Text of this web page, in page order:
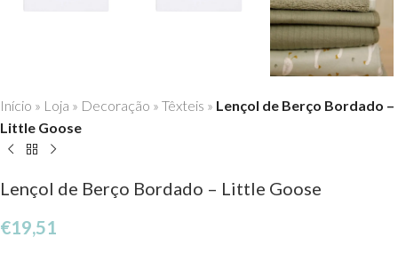
Início » Loja » Decoração » Têxteis » Lençol de Berço Bordado –
Little Goose
Lençol de Berço Bordado – Little Goose
€19,51